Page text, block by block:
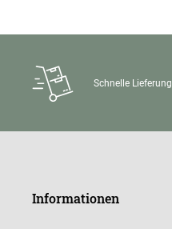
Schnelle Lieferung
Informationen